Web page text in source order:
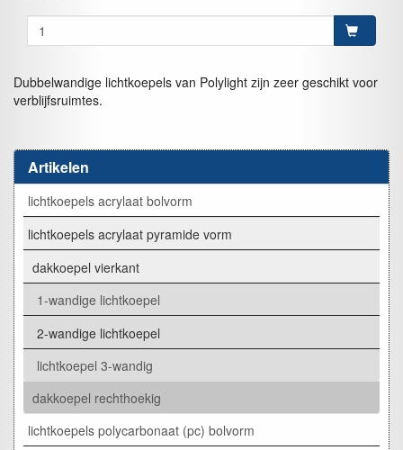
Artikelen
lichtkoepels acrylaat bolvorm
lichtkoepels acrylaat pyramide vorm
dakkoepel vierkant
1-wandige lichtkoepel
2-wandige lichtkoepel
lichtkoepel 3-wandig
dakkoepel rechthoekig
lichtkoepels polycarbonaat (pc) bolvorm
Dubbelwandige lichtkoepels van Polylight zijn zeer geschikt voor
verblijfsruimtes.